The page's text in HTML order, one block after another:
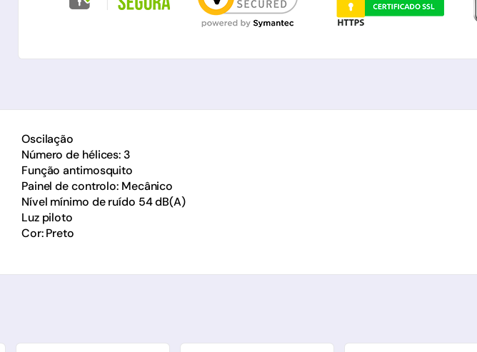
Oscilação
Número de hélices: 3
Função antimosquito
Painel de controlo: Mecânico
Nível mínimo de ruído 54 dB(A)
Luz piloto
Cor: Preto